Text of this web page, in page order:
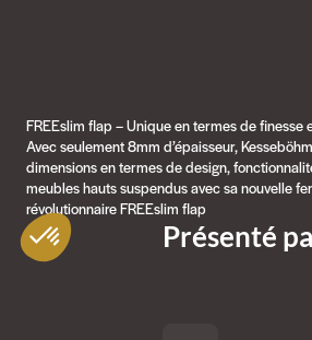
FREEslim flap – Unique en termes de finesse
Avec seulement 8mm d’épaisseur,
dimensions en termes de design,
meubles hauts suspendus avec sa nouvelle
révolutionnaire FREEslim flap
Présenté